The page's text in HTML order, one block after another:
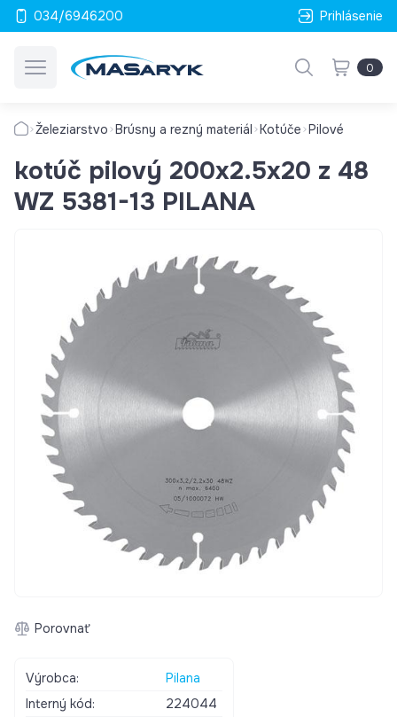
034/6946200 Prihlásenie
0
Železiarstvo Brúsny a rezný materiál Kotúče Pilové
kotúč pilový 200x2.5x20 z 48
WZ 5381-13 PILANA
Porovnať
Výrobca:
Pilana
Interný kód:
224044